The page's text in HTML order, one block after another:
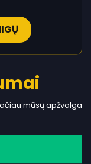
mūsų apžvalga